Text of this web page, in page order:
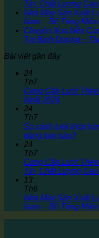
Tín, Chất Lượng
Nhà Máy Sản Xuất
Nam – Bê Tông
Chuyên Xoa Nền
Tại Bình Dương –
Bài viết gần đây
24
Th7
Cung Cấp Lưới
Nhất 2026
24
Th7
So sánh lưới thép
dùng loại nào?
24
Th7
Cung Cấp Lưới
Tín, Chất Lượng
13
Th6
Nhà Máy Sản Xuất
Nam – Bê Tông